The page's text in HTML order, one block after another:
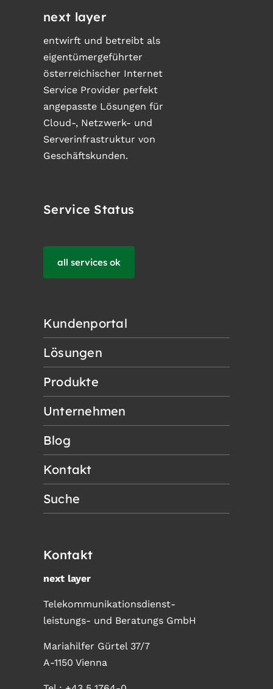
next layer
entwirft und betreibt als
eigentümergeführter
österreichischer Internet
Service Provider perfekt
angepasste Lösungen für
Cloud-, Netzwerk- und
Serverinfrastruktur von
Geschäftskunden.
Service Status
all services ok
Kundenportal
Lösungen
Produkte
Unternehmen
Blog
Kontakt
Suche
Kontakt
next layer
Telekommunikationsdienst-
leistungs- und Beratungs GmbH
Mariahilfer Gürtel 37/7
A-1150 Vienna